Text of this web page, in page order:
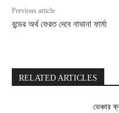
Previous article
বন্ডের অর্থ ফেরত দেবে নাভানা ফার্মা
RELATED ARTICLES
ভেঞ্চার